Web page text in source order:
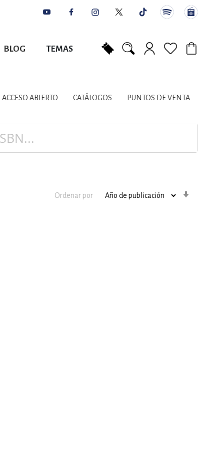
BLOG TEMAS
LITERARIOS
PLANIFICACIÓN
ACCESO ABIERTO CATÁLOGOS PUNTOS DE VENTA
Ordenar por